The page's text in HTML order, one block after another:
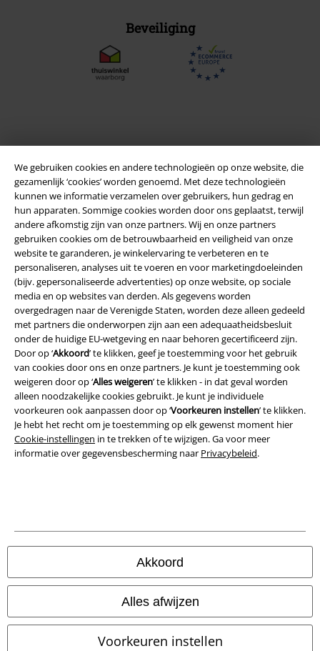
We gebruiken cookies en andere technologieën op onze website, die
gezamenlijk ‘cookies’ worden genoemd. Met deze technologieën
kunnen we informatie verzamelen over gebruikers, hun gedrag en
hun apparaten. Sommige cookies worden door ons geplaatst, terwijl
andere afkomstig zijn van onze partners. Wij en onze partners
gebruiken cookies om de betrouwbaarheid en veiligheid van onze
website te garanderen, je winkelervaring te verbeteren en te
personaliseren, analyses uit te voeren en voor marketingdoeleinden
(bijv. gepersonaliseerde advertenties) op onze website, op sociale
media en op websites van derden. Als gegevens worden
overgedragen naar de Verenigde Staten, worden deze alleen gedeeld
met partners die onderworpen zijn aan een adequaatheidsbesluit
onder de huidige EU-wetgeving en naar behoren gecertificeerd zijn.
Door op ‘Akkoord’ te klikken, geef je toestemming voor het gebruik
van cookies door ons en onze partners. Je kunt je toestemming ook
weigeren door op ‘Alles weigeren’ te klikken - in dat geval worden
alleen noodzakelijke cookies gebruikt. Je kunt je individuele
voorkeuren ook aanpassen door op ‘Voorkeuren instellen’ te klikken.
Je hebt het recht om je toestemming op elk gewenst moment hier
Cookie-instellingen in te trekken of te wijzigen. Ga voor meer
informatie over gegevensbescherming naar Privacybeleid.
Akkoord
Alles afwijzen
Voorkeuren instellen
Beveiliging
Legal
Algemene Voorwaarden
Bedrijfsgegevens
Privacyverklaring
Verklaring van conformiteit
Informatie over toegankelijkheid
Cookie-instellingen
Annuleer bestelling
Onze online shops
EMP International